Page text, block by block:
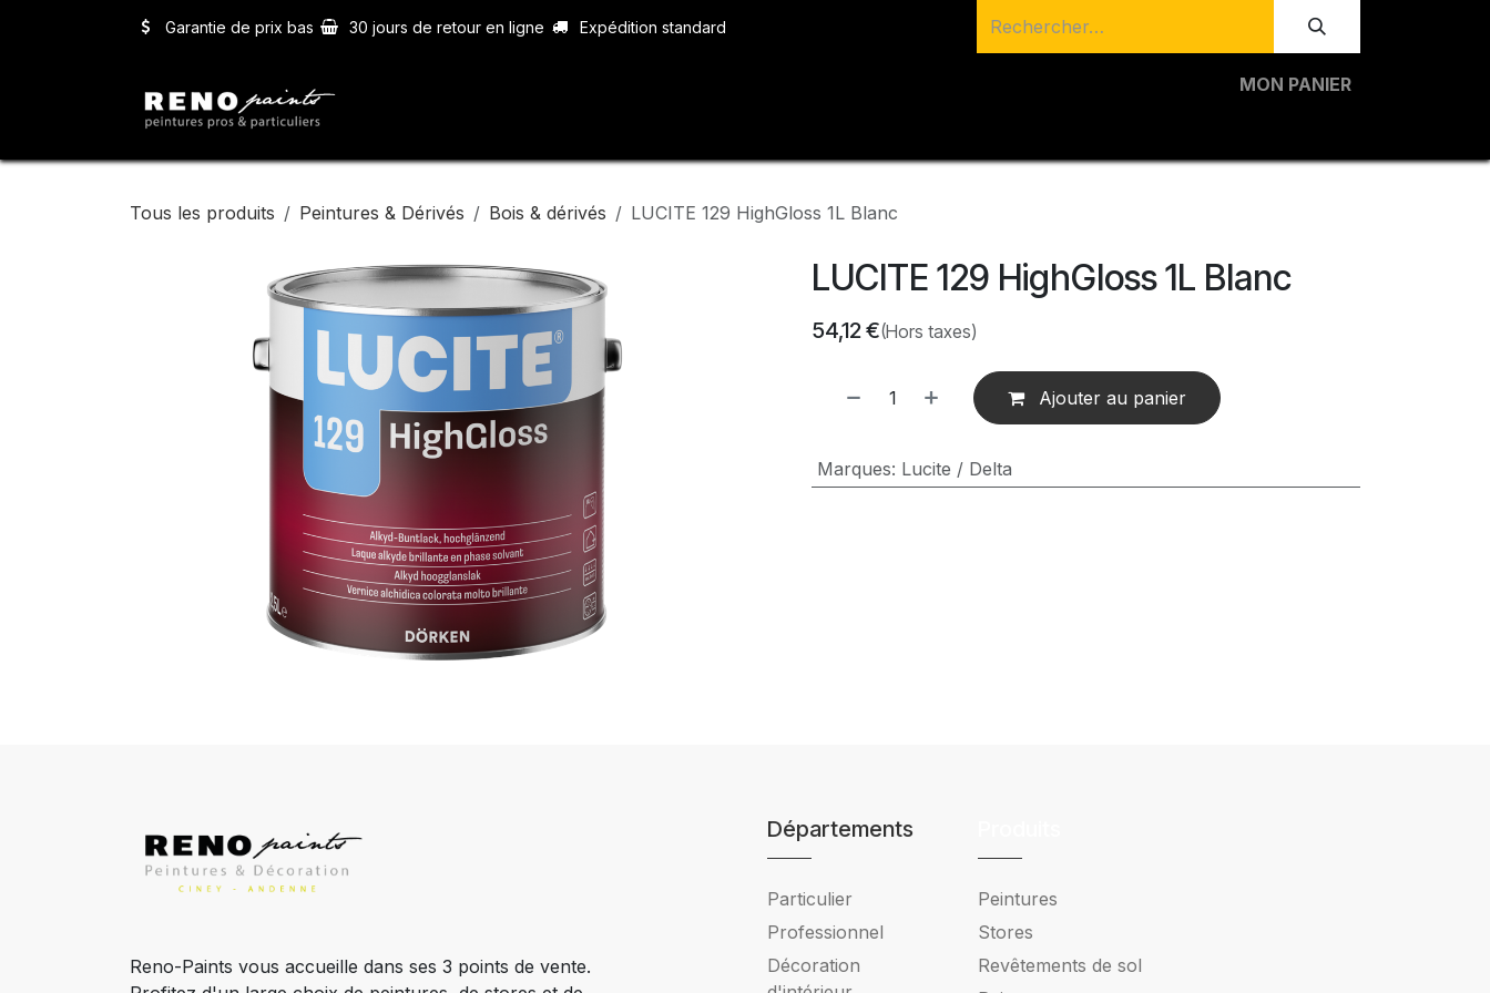
Garantie de prix bas 30 jours de retour en ligne Expédition standard
MON PANIER
Tous les produits Peintures & Dérivés Bois & dérivés LUCITE 129 HighGloss 1L Blanc
LUCITE 129 HighGloss 1L Blanc
54,12€(Hors taxes)
Ajouter au panier
Marques: Lucite / Delta
Reno-Paints vous accueille dans ses 3 points de vente.
Départements
Particulier
Professionnel
Décoration
Peintures
Stores
Revêtements de sol